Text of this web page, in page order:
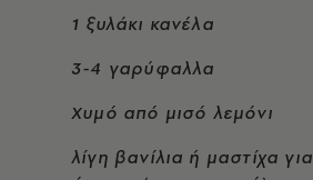
1 ξυλάκι κανέλα
3-4 γαρύφαλλα
Χυμό από μισό λεμόνι
λίγη βανίλια ή μαστίχα για